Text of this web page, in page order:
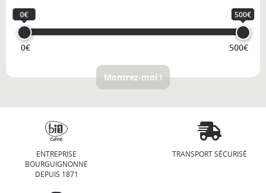
0€ 500€
0€ 500€
Montrez-moi !
ENTREPRISE
BOURGUIGNONNE
DEPUIS 1871
TRANSPORT SÉCURISÉ